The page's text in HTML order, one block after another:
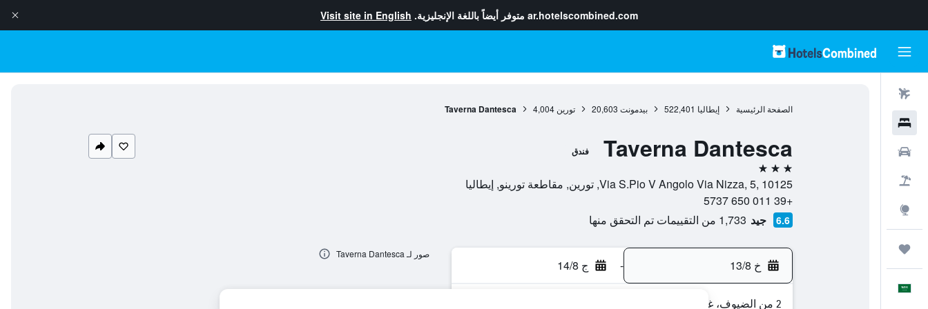
ar.hotelscombined.com متوفر أيضاً باللغة الإنجليزية. Visit site in English
الصفحة الرئيسية إيطاليا 522,401 بيدمونت 20,603 تورين 4,004
Taverna Dantesca
Taverna Dantesca فندق
3 نجوم
Via S.Pio V Angolo Via Nizza, 5, 10125, تورين, مقاطعة تورينو, إيطاليا
+39 011 650 5737
6.6 جيد 1,733 من التقييمات تم التحقق منها
خ 13/8 - ج 14/8
2 من الضيوف، غرفة واحدة
صور لـ Taverna Dantesca